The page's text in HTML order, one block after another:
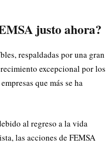
justo ahora?
respaldadas por una gran
excepcional por los
que más se ha
al regreso a la vida
las acciones de FEMSA